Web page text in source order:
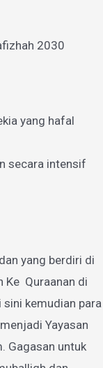
2030
yang hafal
secara intensif
yang berdiri di
Ke Quraanan di
kemudian para
Yayasan
Gagasan untuk